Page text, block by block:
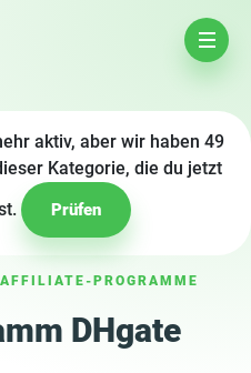
aktiv, aber wir haben 49
Kategorie, die du jetzt
Prüfen
PROGRAMME
DHgate